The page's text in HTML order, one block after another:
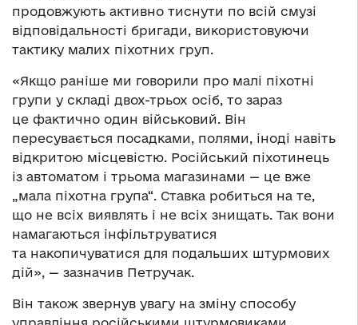
продовжують активно тиснути по всій смузі
відповідальності бригади, використовуючи
тактику малих піхотних груп.
«Якщо раніше ми говорили про малі піхотні
групи у складі двох-трьох осіб, то зараз
це фактично один військовий. Він
пересувається посадками, полями, іноді навіть
відкритою місцевістю. Російський піхотинець
із автоматом і трьома магазинами — це вже
„мала піхотна група“. Ставка робиться на те,
що не всіх виявлять і не всіх знищать. Так вони
намагаються інфільтруватися
та накопичуватися для подальших штурмових
дій», — зазначив Петручак.
Він також звернув увагу на зміну способу